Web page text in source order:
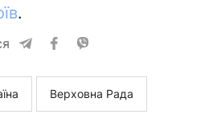
.
Верховна Рада